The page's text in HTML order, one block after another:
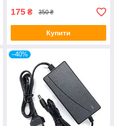
175 ₴ 350 ₴
Купити
–40%